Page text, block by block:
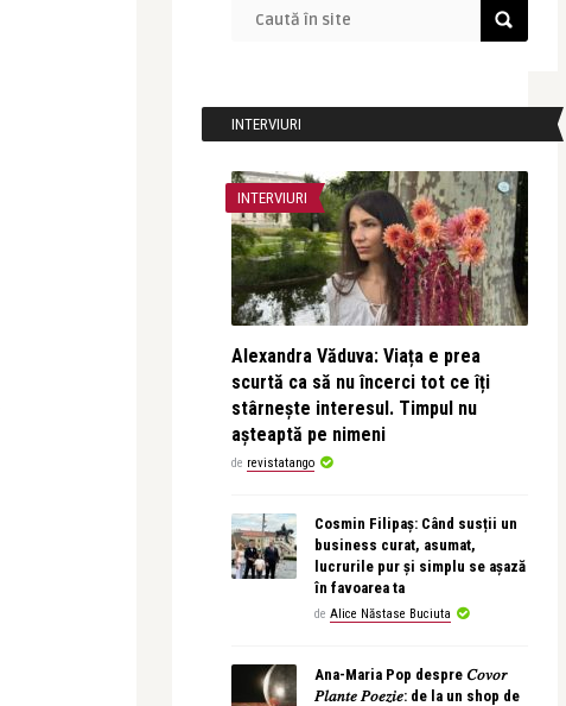
INTERVIURI
INTERVIURI
Alexandra Văduva: Viața e prea
scurtă ca să nu încerci tot ce îți
stârnește interesul. Timpul nu
așteaptă pe nimeni
de revistatango
Cosmin Filipaș: Când susții un
business curat, asumat,
lucrurile pur și simplu se așază
în favoarea ta
de Alice Năstase Buciuta
Ana-Maria Pop despre 𝐶𝑜𝑣𝑜𝑟
𝑃𝑙𝑎𝑛𝑡𝑒 𝑃𝑜𝑒𝑧𝑖𝑒: de la un shop de